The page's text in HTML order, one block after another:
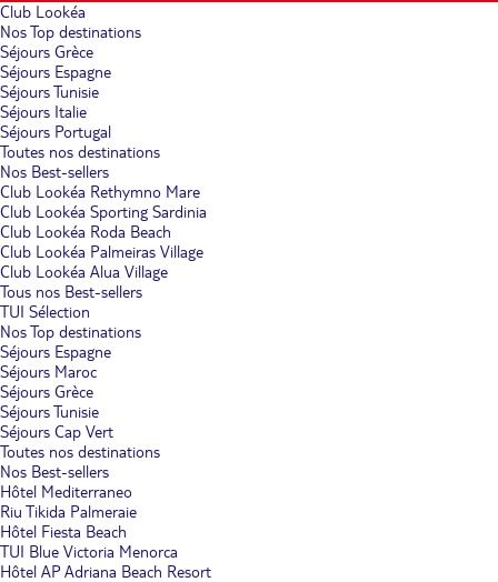
Club Lookéa
Nos Top destinations
Séjours Grèce
Séjours Espagne
Séjours Tunisie
Séjours Italie
Séjours Portugal
Toutes nos destinations
Nos Best-sellers
Club Lookéa Rethymno Mare
Club Lookéa Sporting Sardinia
Club Lookéa Roda Beach
Club Lookéa Palmeiras Village
Club Lookéa Alua Village
Tous nos Best-sellers
TUI Sélection
Nos Top destinations
Séjours Espagne
Séjours Maroc
Séjours Grèce
Séjours Tunisie
Séjours Cap Vert
Toutes nos destinations
Nos Best-sellers
Hôtel Mediterraneo
Riu Tikida Palmeraie
Hôtel Fiesta Beach
TUI Blue Victoria Menorca
Hôtel AP Adriana Beach Resort